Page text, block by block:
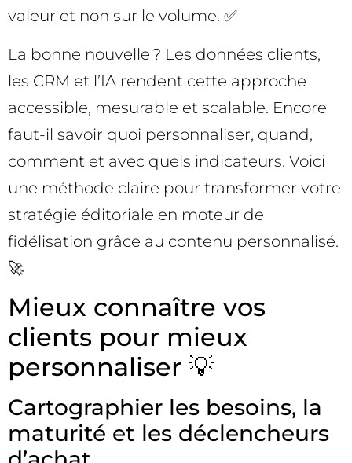
valeur et non sur le volume. ✅
La bonne nouvelle ? Les données clients,
les CRM et l’IA rendent cette approche
accessible, mesurable et scalable. Encore
faut-il savoir quoi personnaliser, quand,
comment et avec quels indicateurs. Voici
une méthode claire pour transformer votre
stratégie éditoriale en moteur de
fidélisation grâce au contenu personnalisé.
🚀
Mieux connaître vos
clients pour mieux
personnaliser 💡
Cartographier les besoins, la
maturité et les déclencheurs